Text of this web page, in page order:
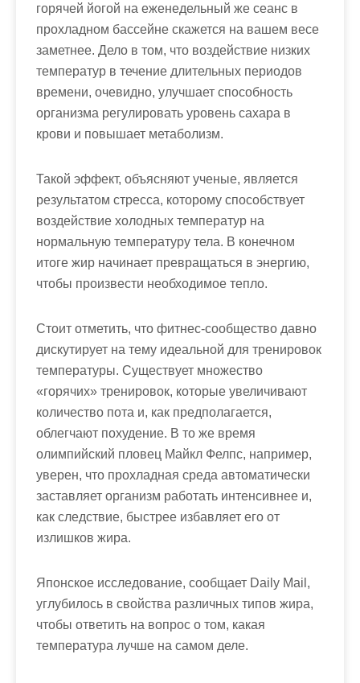
горячей йогой на еженедельный же сеанс в
прохладном бассейне скажется на вашем весе
заметнее. Дело в том, что воздействие низких
температур в течение длительных периодов
времени, очевидно, улучшает способность
организма регулировать уровень сахара в
крови и повышает метаболизм.
Такой эффект, объясняют ученые, является
результатом стресса, которому способствует
воздействие холодных температур на
нормальную температуру тела. В конечном
итоге жир начинает превращаться в энергию,
чтобы произвести необходимое тепло.
Стоит отметить, что фитнес-сообщество давно
дискутирует на тему идеальной для тренировок
температуры. Существует множество
«горячих» тренировок, которые увеличивают
количество пота и, как предполагается,
облегчают похудение. В то же время
олимпийский пловец Майкл Фелпс, например,
уверен, что прохладная среда автоматически
заставляет организм работать интенсивнее и,
как следствие, быстрее избавляет его от
излишков жира.
Японское исследование, сообщает Daily Mail,
углубилось в свойства различных типов жира,
чтобы ответить на вопрос о том, какая
температура лучше на самом деле.